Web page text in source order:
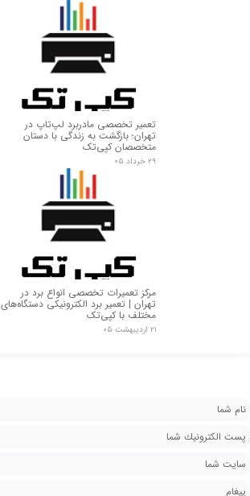
تعمیر تخصصی مادربرد لپ‌تاپ در
تهران؛ بازگشت به زندگی با دستان
متخصصان کپی‌تک
۲۹ خرداد ۰۵
مرکز تعمیرات تخصصی انواع برد در
تهران | تعمیر برد الکترونیکی دستگاه‌های
مختلف با کپی‌تک
۲۱ اردیبهشت ۰۵